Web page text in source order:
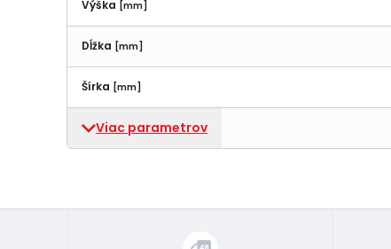
Výška [mm]
Dĺžka [mm]
Šírka [mm]
Viac parametrov